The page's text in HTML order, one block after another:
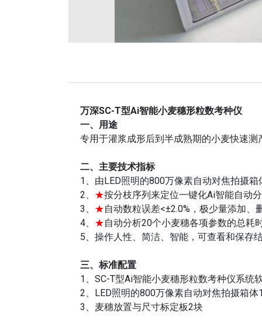
万深SC-T型Ai智能小麦穗形粒数考种仪
一、用途
专用于灌浆成形后到半成熟期的小麦快速测
二、主要技术指标
1、由LED照明的800万像素自动对焦拍摄箱
2、 ★按分枝序列来定位一键化Ai智能自动
3、 ★自动数粒误差<±2.0%，极少量添加、
4、 ★自动分析20个小麦穗各项参数的总耗
5、操作人性、简洁、智能，可查看和保存
三、标准配置
1、SC-T型Ai智能小麦穗形粒数考种仪系统
2、LED照明的800万像素自动对焦拍摄箱体
3、麦穗放置与尺寸标定板2块